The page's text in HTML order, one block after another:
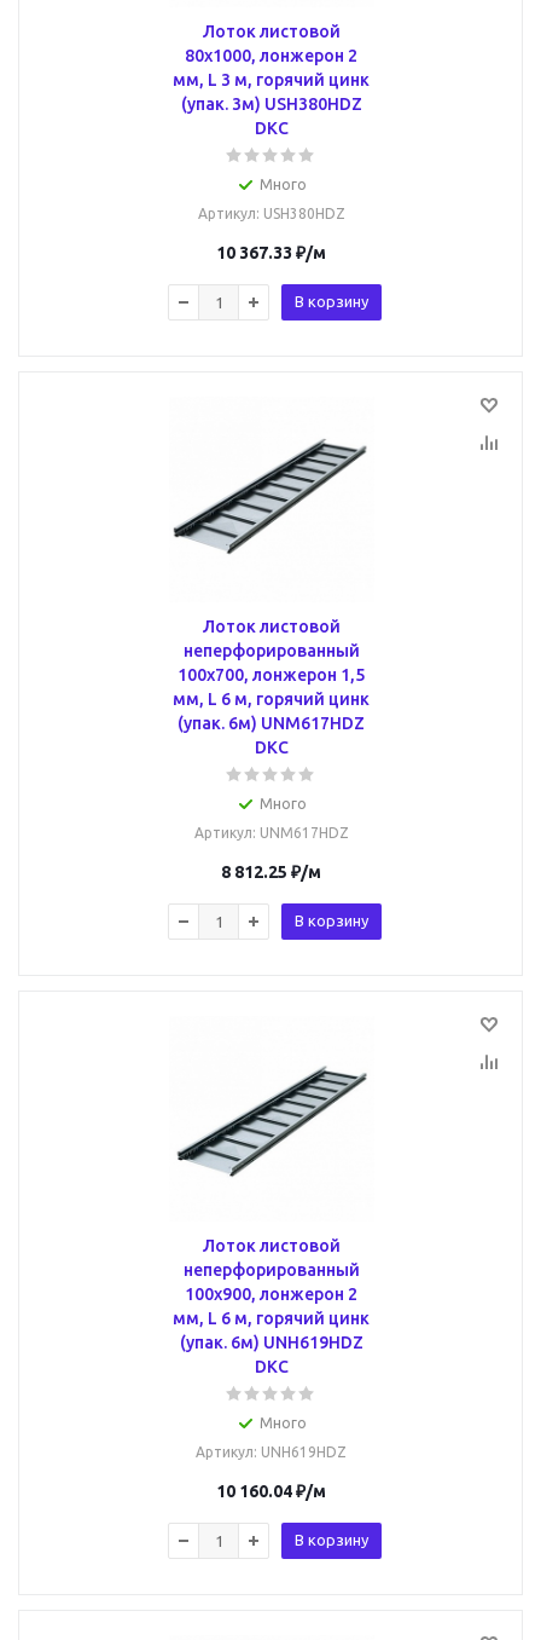
Лоток листовой
80х1000, лонжерон 2
мм, L 3 м, горячий цинк
(упак. 3м) USH380HDZ
DKC
Много
Артикул: USH380HDZ
10 367.33 ₽/м
В корзину
Лоток листовой
неперфорированный
100х700, лонжерон 1,5
мм, L 6 м, горячий цинк
(упак. 6м) UNM617HDZ
DKC
Много
Артикул: UNM617HDZ
8 812.25 ₽/м
В корзину
Лоток листовой
неперфорированный
100х900, лонжерон 2
мм, L 6 м, горячий цинк
(упак. 6м) UNH619HDZ
DKC
Много
Артикул: UNH619HDZ
10 160.04₽/м
В корзину